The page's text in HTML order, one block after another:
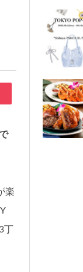
楽
丁